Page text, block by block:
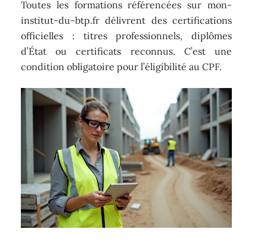
Toutes les formations référencées sur mon-
institut-du-btp.fr délivrent des certifications
officielles : titres professionnels, diplômes
d’État ou certificats reconnus. C’est une
condition obligatoire pour l’éligibilité au CPF.